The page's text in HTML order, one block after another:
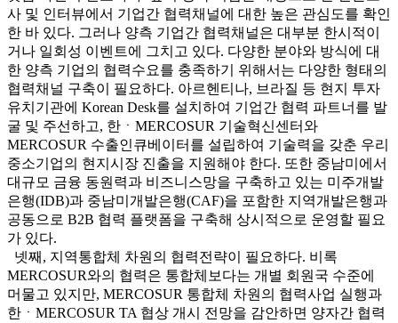
사 및 인터뷰에서 기업간 협력채널에 대한 높은 관심도를 확인
한 바 있다. 그러나 양측 기업간 협력채널은 대부분 한시적이
거나 일회성 이벤트에 그치고 있다. 다양한 분야와 방식에 대
한 양측 기업의 협력수요를 충족하기 위해서는 다양한 형태의
협력채널 구축이 필요하다. 아르헨티나, 브라질 등 현지 투자
유치기관에 Korean Desk를 설치하여 기업간 협력 파트너를 발
굴 및 주선하고, 한ㆍMERCOSUR 기술혁신센터와
MERCOSUR 수출인큐베이터를 설립하여 기술력을 갖춘 우리
중소기업의 현지시장 진출을 지원해야 한다. 또한 중남미에서
대규모 금융 동원력과 비즈니스망을 구축하고 있는 미주개발
은행(IDB)과 중남미개발은행(CAF)을 포함한 지역개발은행과
공동으로 B2B 협력 플랫폼을 구축해 상시적으로 운영할 필요
가 있다.
넷째, 지역통합체 차원의 협력전략이 필요하다. 비록
MERCOSUR와의 협력은 통합체보다는 개별 회원국 수준에
머물고 있지만, MERCOSUR 통합체 차원의 협력사업 실행과
한ㆍMERCOSUR TA 협상 개시 전망을 감안하면 양자간 협력